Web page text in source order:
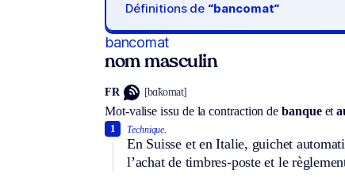
Définitions de “bancomat“
bancomat
nom masculin
FR [bɑ̃komat]
Mot-valise issu de la contraction debanqueet
Technique.
En Suisse et en Italie, guichet
l’achat de timbres-poste et le
1